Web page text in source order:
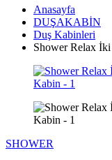
Anasayfa
DUŞAKABİN
Duş Kabinleri
Shower Relax İki
SHOWER